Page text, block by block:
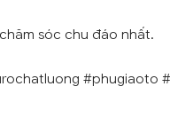
sóc chu đáo nhất.
#phugiaoto